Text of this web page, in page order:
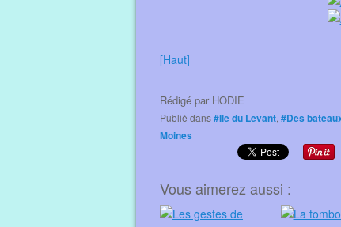
[Haut]
Rédigé par HODIE
Publié dans#Ile du Levant, #Des
Moines
Vous aimerez aussi :